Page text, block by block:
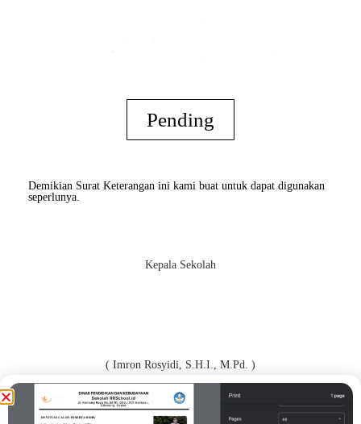
Pending
Demikian Surat Keterangan ini kami buat untuk dapat digunakan
seperlunya.
Kepala Sekolah
( Imron Rosyidi, S.H.I., M.Pd. )
Orang Tua / Wali*